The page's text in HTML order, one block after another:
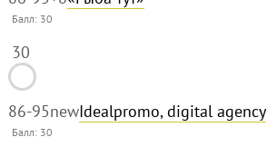
Балл: 30
30
86-95newIdealpromo, digital agency
Балл: 30